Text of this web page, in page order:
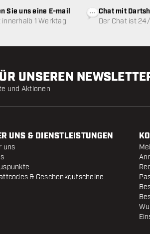
Sie uns eine E-mail
1 Werktag
Chat mit
Der Chat ist
UNSEREN
und Aktionen
UNS & DIENSTLEISTUNGEN
uns
& Geschenkgutscheine